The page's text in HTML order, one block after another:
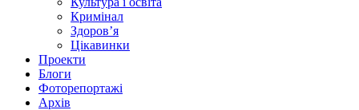
Кримінал
Здоров’я
Цікавинки
Проекти
Блоги
Фоторепортажі
Архів